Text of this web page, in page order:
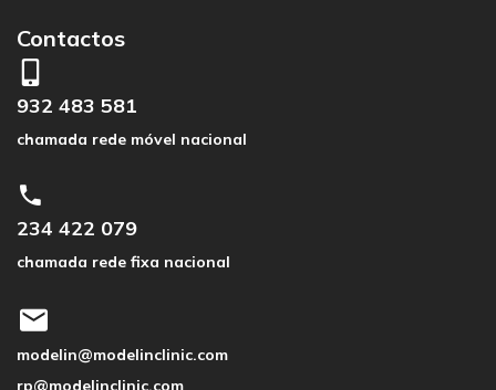
Contactos
932 483 581
chamada rede móvel nacional
234 422 079
chamada rede fixa nacional
modelin@modelinclinic.com
rp@modelinclinic.com